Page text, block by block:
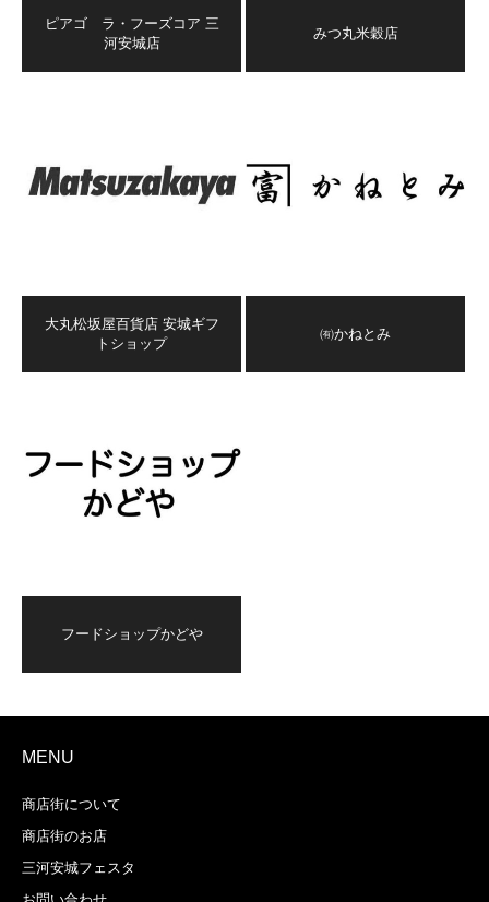
ピアゴ ラ・フーズコア 三
河安城店
みつ丸米穀店
大丸松坂屋百貨店 安城ギフ
トショップ
㈲かねとみ
フードショップかどや
MENU
商店街について
商店街のお店
三河安城フェスタ